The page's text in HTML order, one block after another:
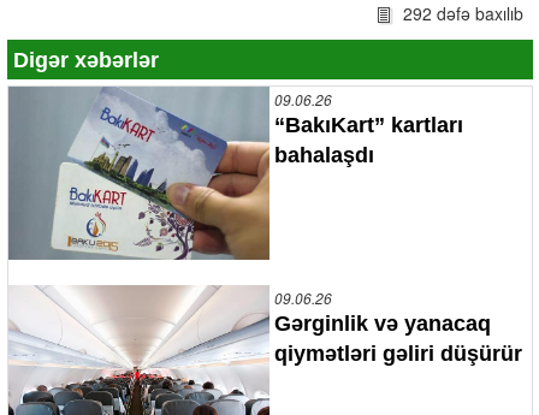
292 dəfə baxılıb
Digər xəbərlər
09.06.26
“BakıKart” kartları
bahalaşdı
09.06.26
Gərginlik və yanacaq
qiymətləri gəliri düşürür